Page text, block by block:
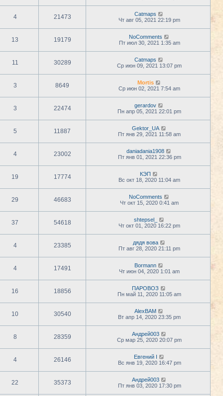
4 21473
Catmaps
Чт авг 05, 2021 22:19 pm
13 19179
NoComments
Пт июл 30, 2021 1:35 am
11 30289
Catmaps
Ср июн 09, 2021 13:07 pm
3 8649
Mortis
Ср июн 02, 2021 7:54 am
3 22474
gerardov
Пн апр 05, 2021 22:01 pm
5 11887
Gektor_UA
Пт янв 29, 2021 11:58 am
4 23002
daniadania1908
Пт янв 01, 2021 22:36 pm
19 17774
КЭП
Вс окт 18, 2020 11:04 am
29 46683
NoComments
Чт окт 15, 2020 0:41 am
37 54618
shtepsel_
Чт окт 01, 2020 16:22 pm
4 23385
дядя вова
Пт авг 28, 2020 21:11 pm
4 17491
Bormann
Чт июн 04, 2020 1:01 am
16 18856
ПАРОВОЗ
Пн май 11, 2020 11:05 am
10 30540
AlexBAM
Вт апр 14, 2020 23:35 pm
8 28359
Андрей003
Ср мар 25, 2020 20:07 pm
4 26146
Евгений I
Вс янв 19, 2020 16:47 pm
22 35373
Андрей003
Пт янв 03, 2020 17:30 pm